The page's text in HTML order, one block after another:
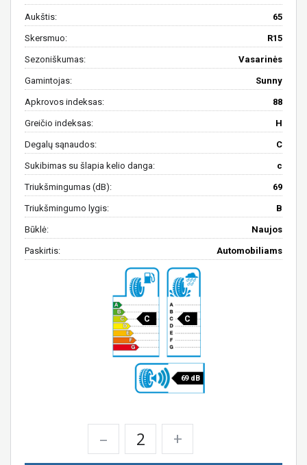
Aukštis: 65
Skersmuo: R15
Sezoniškumas: Vasarinės
Gamintojas: Sunny
Apkrovos indeksas: 88
Greičio indeksas: H
Degalų sąnaudos: C
Sukibimas su šlapia kelio danga: c
Triukšmingumas (dB): 69
Triukšmingumo lygis: B
Būklė: Naujos
Paskirtis: Automobiliams
C C
69 dB
– +